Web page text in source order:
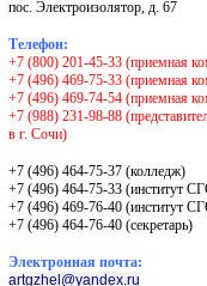
пос. Электроизолятор, д. 67
Телефон:
+7 (800) 201-45-33 (приемная
+7 (496) 469-75-33 (приемная
+7 (496) 469-74-54 (приемная
+7 (988) 231-98-88
в г. Сочи)
+7 (496) 464-75-37 (колледж)
+7 (496) 464-75-33 (институт
+7 (496) 469-76-40 (институт
+7 (496) 464-76-40 (секретарь)
Электронная почта:
artgzhel@yandex.ru